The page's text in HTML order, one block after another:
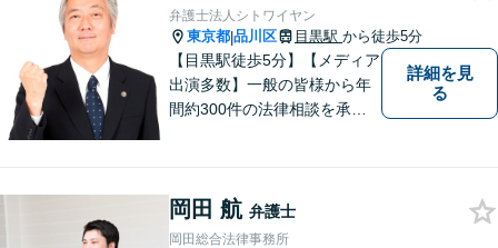
弁護士法人シトワイヤン
東京都|品川区 目黒駅 から徒歩5分
【目黒駅徒歩5分】【メディア
出演多数】一般の皆様から年
間約300件の法律相談を承
率いるチームが、迅速かつ的
確に対応いたします。
詳細を見
る
岡田 航 弁護士
岡田総合法律事務所